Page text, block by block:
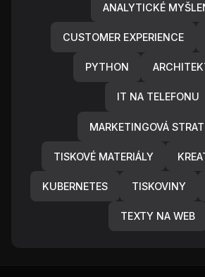
ANALYTICKÉ
CUSTOMER EXPERIENCE
PYTHON
IT NA TELEFONU
MARKETINGOVÁ
TISKOVÉ MATERIÁLY
KUBERNETES TISKOVINY
TEXTY NA WEB